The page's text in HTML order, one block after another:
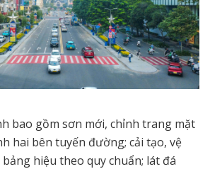
bao gồm sơn mới, chỉnh trang mặt
hai bên tuyến đường; cải tạo, vệ
hiệu theo quy chuẩn; lát đá